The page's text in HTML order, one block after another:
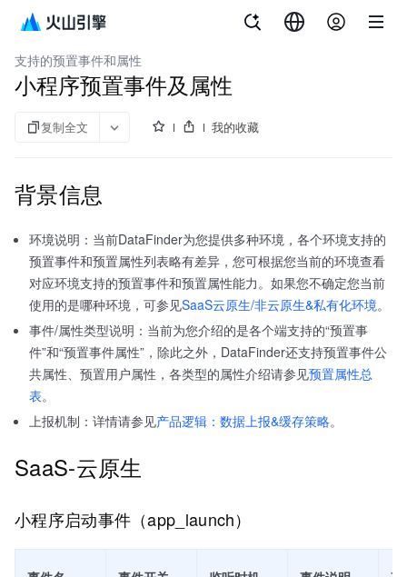
增长分析 DataFinder
支持的预置事件和属性
小程序预置事件及属性
复制全文 我的收藏
背景信息
环境说明：当前DataFinder为您提供多种环境，各个环境支持的
预置事件和预置属性列表略有差异，您可根据您当前的环境查看
对应环境支持的预置事件和预置属性能力。如果您不确定您当前
使用的是哪种环境，可参见SaaS云原生/非云原生&私有化环境。
事件/属性类型说明：当前为您介绍的是各个端支持的“预置事
件”和“预置事件属性”，除此之外，DataFinder还支持预置事件公
共属性、预置用户属性，各类型的属性介绍请参见预置属性总
表。
上报机制：详情请参见产品逻辑：数据上报&缓存策略。
SaaS-云原生
小程序启动事件（app_launch）